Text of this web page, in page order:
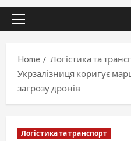
Primary
Home
Логістика та
Укрзалізниця коригує
загрозу дронів
Логістика та транспорт